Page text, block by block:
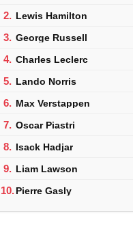
2. Lewis Hamilton
3. George Russell
4. Charles Leclerc
5. Lando Norris
6. Max Verstappen
7. Oscar Piastri
8. Isack Hadjar
9. Liam Lawson
10.Pierre Gasly